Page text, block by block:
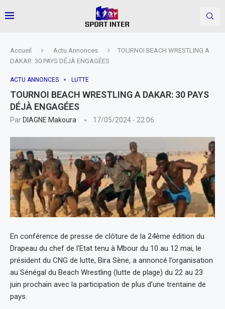
Accueil Actu Annonces
TOURNOI BEACH WRESTLING A
DAKAR: 30 PAYS DÉJÀ ENGAGÉES
ACTU ANNONCES LUTTE
TOURNOI BEACH WRESTLING A DAKAR: 30 PAYS
DÉJÀ ENGAGÉES
Par DIAGNE Makoura 17/05/2024 - 22:06
En conférence de presse de clôture de la 24ème édition du
Drapeau du chef de l’Etat tenu à Mbour du 10 au 12 mai, le
président du CNG de lutte, Bira Sène, a annoncé l’organisation
au Sénégal du Beach Wrestling (lutte de plage) du 22 au 23
juin prochain avec la participation de plus d’une trentaine de
pays.